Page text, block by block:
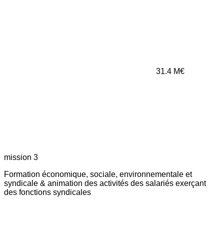
31.4 M€
mission 3
Formation économique, sociale, environnementale et
syndicale & animation des activités des salariés exerçant
des fonctions syndicales